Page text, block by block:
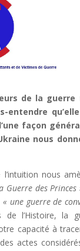
de la guerre
entendre
façon
nous
nous
Guerre des Princes
« une guerre de
de l’Histoire, la
capacité à
actes